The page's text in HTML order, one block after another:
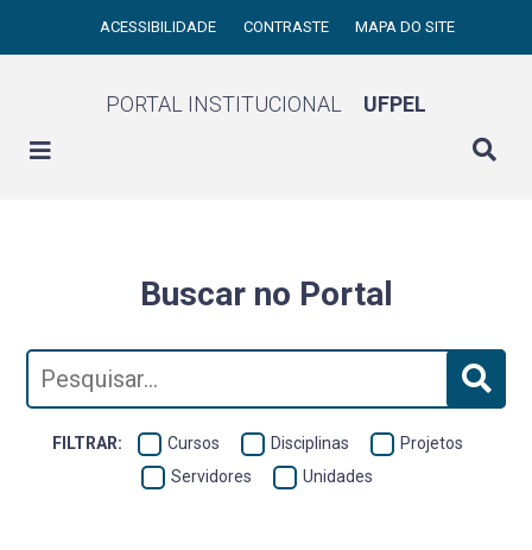
ACESSIBILIDADE CONTRASTE MAPA DO SITE
PORTAL INSTITUCIONAL UFPEL
Buscar no Portal
FILTRAR: Cursos Disciplinas
Projetos
Servidores
Unidades